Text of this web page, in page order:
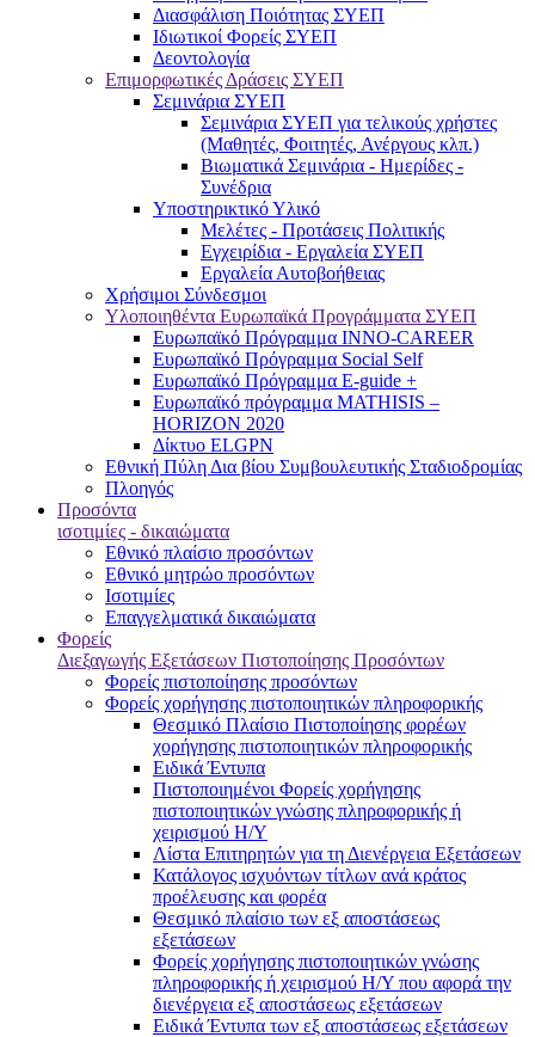
Διασφάλιση Ποιότητας ΣΥΕΠ
Ιδιωτικοί Φορείς ΣΥΕΠ
Δεοντολογία
Επιμορφωτικές Δράσεις ΣΥΕΠ
Σεμινάρια ΣΥΕΠ
Σεμινάρια ΣΥΕΠ για τελικούς χρήστες
(Μαθητές, Φοιτητές, Ανέργους κλπ.)
Βιωματικά Σεμινάρια - Ημερίδες -
Συνέδρια
Υποστηρικτικό Υλικό
Μελέτες - Προτάσεις Πολιτικής
Εγχειρίδια - Εργαλεία ΣΥΕΠ
Εργαλεία Αυτοβοήθειας
Χρήσιμοι Σύνδεσμοι
Υλοποιηθέντα Ευρωπαϊκά Προγράμματα ΣΥΕΠ
Ευρωπαϊκό Πρόγραμμα INNO-CAREER
Ευρωπαϊκό Πρόγραμμα Social Self
Ευρωπαϊκό Πρόγραμμα E-guide +
Ευρωπαϊκό πρόγραμμα MATHISIS –
HORIZON 2020
Δίκτυο ELGPN
Εθνική Πύλη Δια βίου Συμβουλευτικής Σταδιοδρομίας
Πλοηγός
Προσόντα
ισοτιμίες - δικαιώματα
Εθνικό πλαίσιο προσόντων
Εθνικό μητρώο προσόντων
Ισοτιμίες
Επαγγελματικά δικαιώματα
Φορείς
Διεξαγωγής Εξετάσεων Πιστοποίησης Προσόντων
Φορείς πιστοποίησης προσόντων
Φορείς χορήγησης πιστοποιητικών πληροφορικής
Θεσμικό Πλαίσιο Πιστοποίησης φορέων
χορήγησης πιστοποιητικών πληροφορικής
Ειδικά Έντυπα
Πιστοποιημένοι Φορείς χορήγησης
πιστοποιητικών γνώσης πληροφορικής ή
χειρισμού Η/Υ
Λίστα Επιτηρητών για τη Διενέργεια Εξετάσεων
Κατάλογος ισχυόντων τίτλων ανά κράτος
προέλευσης και φορέα
Θεσμικό πλαίσιο των εξ αποστάσεως
εξετάσεων
Φορείς χορήγησης πιστοποιητικών γνώσης
πληροφορικής ή χειρισμού Η/Υ που αφορά την
διενέργεια εξ αποστάσεως εξετάσεων
Ειδικά Έντυπα των εξ αποστάσεως εξετάσεων